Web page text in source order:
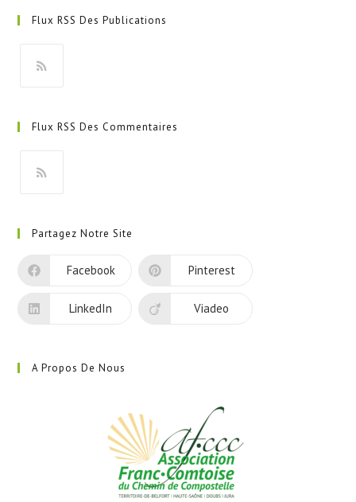
Flux RSS Des Publications
un
onglet
Flux RSS Des Commentaires
un
nouvel
Partagez Notre Site
Facebook Pinterest
LinkedIn Viadeo
A Propos De Nous